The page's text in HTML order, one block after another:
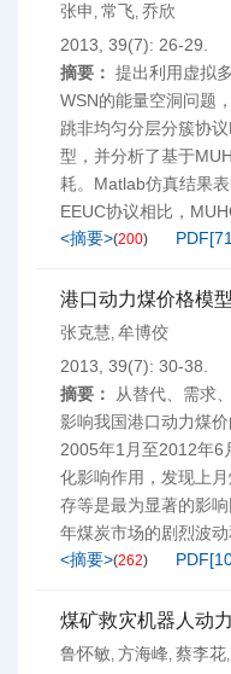
张申 , 常飞, 乔欣
2013, 39(7): 26-29.
摘要： 提出利用虚拟
WSN的能量空洞问题
跳非均匀分层分簇协
型，并分析了基于
耗。Matlab仿真结果
EEUC协议相比，
<摘要>(200) PDF[
港口动力煤价格模型
张克慧, 牟博佼
2013, 39(7): 30-38.
摘要：
从替代、需求
影响我国港口动力煤
2005年1月至2012年6
化影响作用，发现上
存等是最为显著的影
年煤炭市场的剧烈波动
<摘要>(262) PDF[
煤矿救灾机器人动
鲁怀敏, 方海峰, 蔡李花,